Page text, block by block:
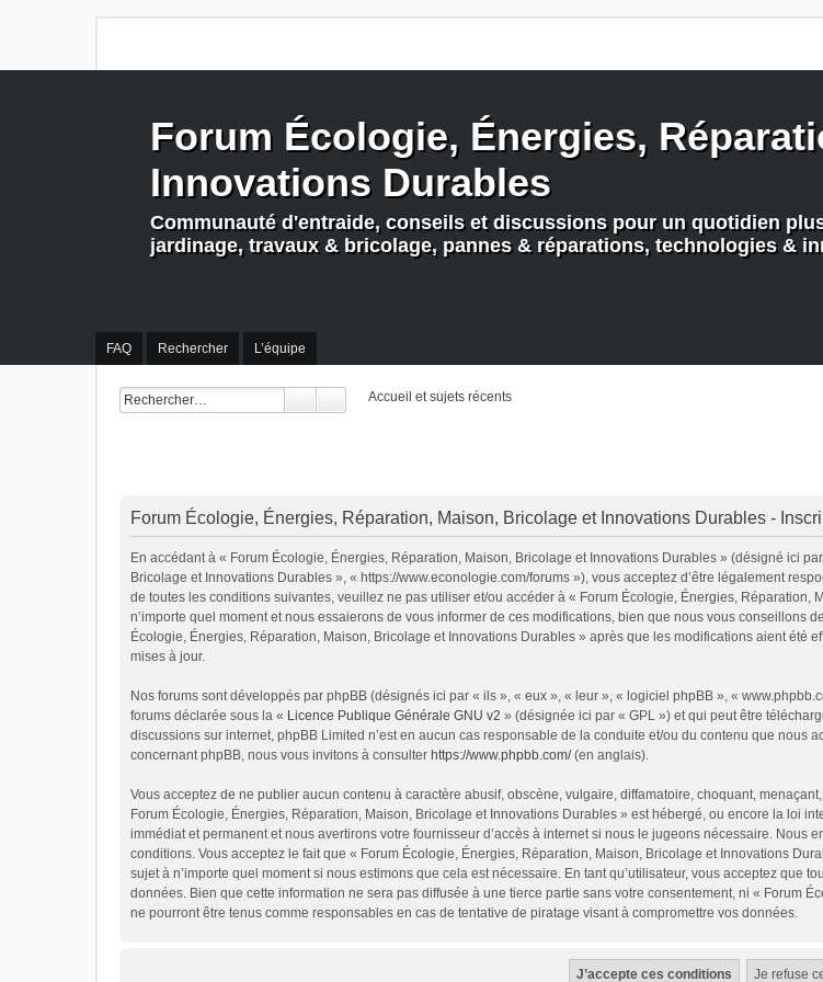
FAQ Rechercher L’équipe
Forum Écologie, Énergies,
Innovations Durables
Communauté d'entraide, conseils et discussions pour un quotidien
jardinage, travaux & bricolage, pannes & réparations, technologies &
Accueil et sujets récents
Forum Écologie, Énergies, Réparation, Maison, Bricolage et Innovations Durables -
En accédant à « Forum Écologie, Énergies, Réparation, Maison, Bricolage et Innovations Durables » (désigné ici
Bricolage et Innovations Durables », « https://www.econologie.com/forums »), vous acceptez d’être légalement
de toutes les conditions suivantes, veuillez ne pas utiliser et/ou accéder à « Forum Écologie, Énergies,
n’importe quel moment et nous essaierons de vous informer de ces modifications, bien que nous vous conseillons
Écologie, Énergies, Réparation, Maison, Bricolage et Innovations Durables » après que les modifications aient été
mises à jour.
Nos forums sont développés par phpBB (désignés ici par « ils », « eux », « leur », « logiciel phpBB », «
forums déclarée sous la « Licence Publique Générale GNU v2 » (désignée ici par « GPL ») et qui peut être
discussions sur internet, phpBB Limited n’est en aucun cas responsable de la conduite et/ou du contenu que nous
concernant phpBB, nous vous invitons à consulter https://www.phpbb.com/(en anglais).
Vous acceptez de ne publier aucun contenu à caractère abusif, obscène, vulgaire, diffamatoire, choquant,
Forum Écologie, Énergies, Réparation, Maison, Bricolage et Innovations Durables » est hébergé, ou encore la loi
immédiat et permanent et nous avertirons votre fournisseur d’accès à internet si nous le jugeons nécessaire. Nous
conditions. Vous acceptez le fait que « Forum Écologie, Énergies, Réparation, Maison, Bricolage et Innovations
sujet à n’importe quel moment si nous estimons que cela est nécessaire. En tant qu’utilisateur, vous acceptez que
données. Bien que cette information ne sera pas diffusée à une tierce partie sans votre consentement, ni « Forum
ne pourront être tenus comme responsables en cas de tentative de piratage visant à compromettre vos données.